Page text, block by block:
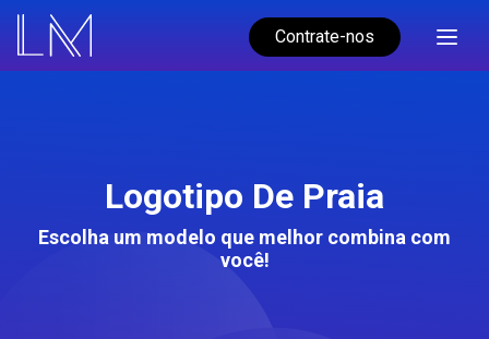
Contrate-nos
Logotipo De Praia
Escolha um modelo que melhor combina com
você!